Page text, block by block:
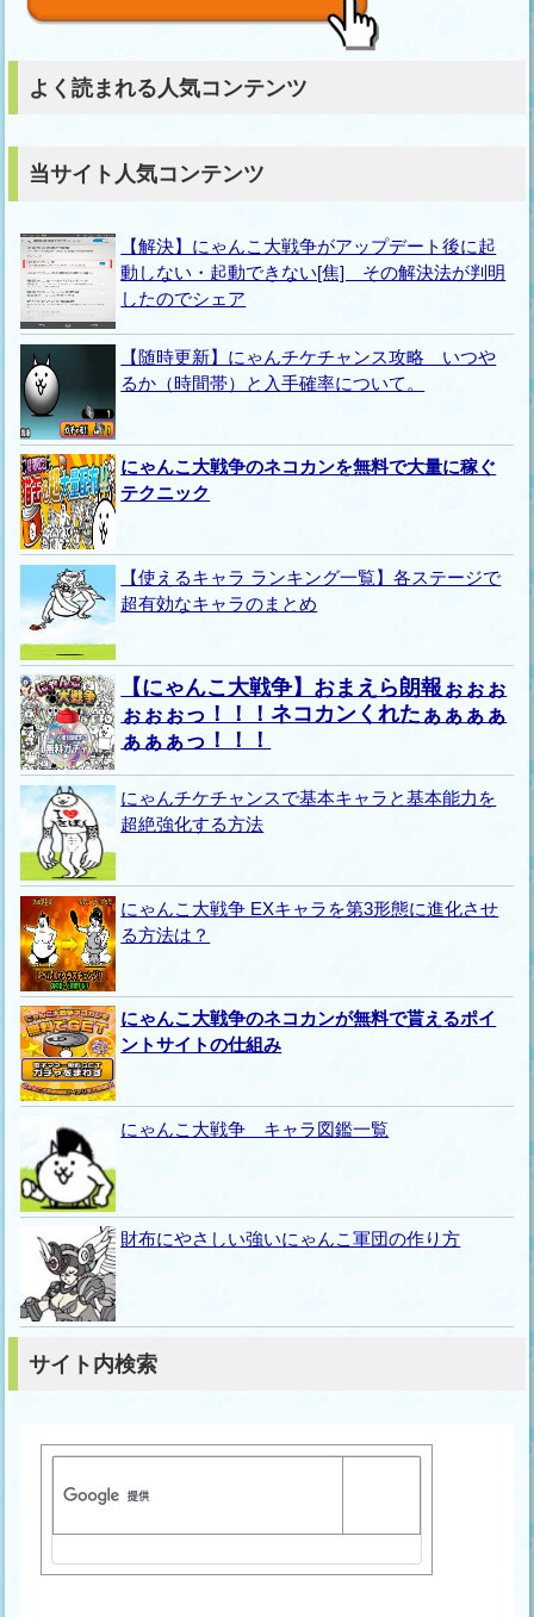
よく読まれる人気コンテンツ
当サイト人気コンテンツ
【解決】にゃんこ大戦争がアップデート後に起
動しない・起動できない[焦] その解決法が判明
したのでシェア
【随時更新】にゃんチケチャンス攻略 いつや
るか（時間帯）と入手確率について。
にゃんこ大戦争のネコカンを無料で大量に稼ぐ
テクニック
【使えるキャラ ランキング一覧】各ステージで
超有効なキャラのまとめ
【にゃんこ大戦争】おまえら朗報ぉぉぉ
ぉぉぉっ！！！ネコカンくれたぁぁぁぁ
ぁぁぁっ！！！
にゃんチケチャンスで基本キャラと基本能力を
超絶強化する方法
にゃんこ大戦争 EXキャラを第3形態に進化させ
る方法は？
にゃんこ大戦争のネコカンが無料で貰えるポイ
ントサイトの仕組み
にゃんこ大戦争 キャラ図鑑一覧
財布にやさしい強いにゃんこ軍団の作り方
サイト内検索